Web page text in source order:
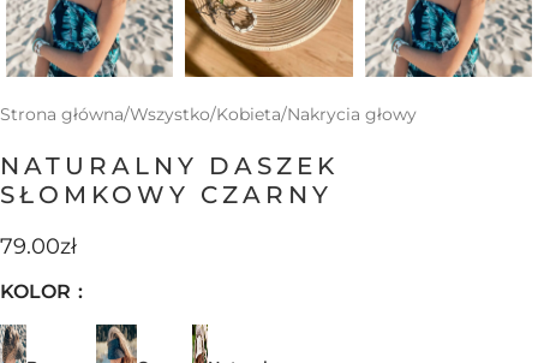
Strona główna/Wszystko/Kobieta/Nakrycia głowy
NATURALNY DASZEK
SŁOMKOWY CZARNY
79.00zł
KOLOR